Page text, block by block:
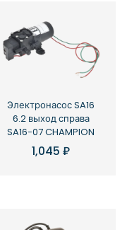
Электронасос SA16
6.2 выход справа
SA16-07 CHAMPION
1,045₽